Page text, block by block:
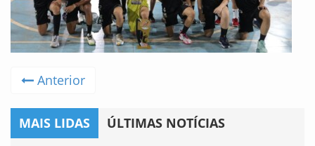
Anterior
MAIS LIDAS ÚLTIMAS NOTÍCIAS